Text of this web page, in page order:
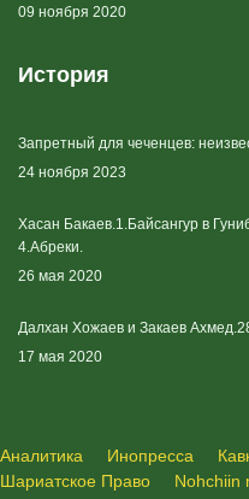
09 ноября 2020
История
Запретный для чеченцев:
24 ноября 2023
Хасан Бакаев.1.Байсангур в
4.Абреки.
26 мая 2020
Далхан Хожаев и Закаев
17 мая 2020
Аналитика Инопресса
Шариатское Право
Nohchiin